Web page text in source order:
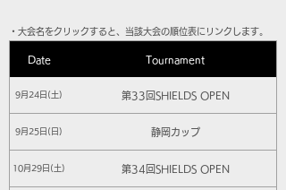
​・大会名をクリックすると、当該大会の順位表にリンクします。
Date Tournament
9月24日(土) 第33回SHIELDS OPEN
9月25日(日) 静岡カップ
10月29日(土) 第34回SHIELDS OPEN